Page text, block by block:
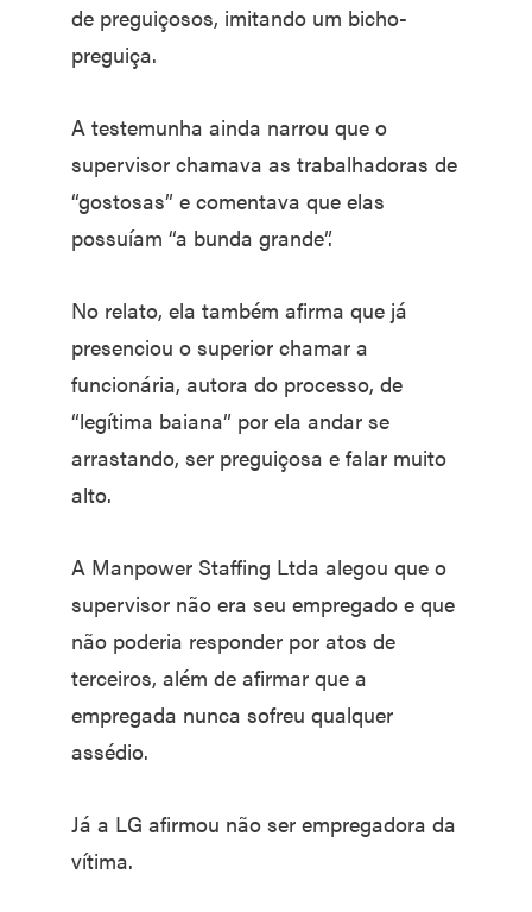
de preguiçosos, imitando um bicho-
preguiça.
A testemunha ainda narrou que o
supervisor chamava as trabalhadoras de
“gostosas” e comentava que elas
possuíam “a bunda grande”.
No relato, ela também afirma que já
presenciou o superior chamar a
funcionária, autora do processo, de
“legítima baiana” por ela andar se
arrastando, ser preguiçosa e falar muito
alto.
A Manpower Staffing Ltda alegou que o
supervisor não era seu empregado e que
não poderia responder por atos de
terceiros, além de afirmar que a
empregada nunca sofreu qualquer
assédio.
Já a LG afirmou não ser empregadora da
vítima.